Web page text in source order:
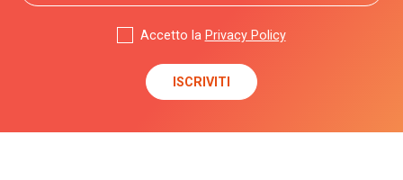
Accetto la Privacy Policy